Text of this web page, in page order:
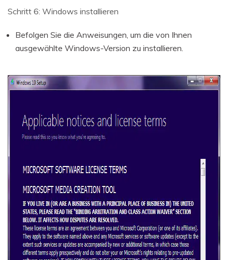
Schritt 6: Windows installieren
Befolgen Sie die Anweisungen, um die von Ihnen
ausgewählte Windows-Version zu installieren.